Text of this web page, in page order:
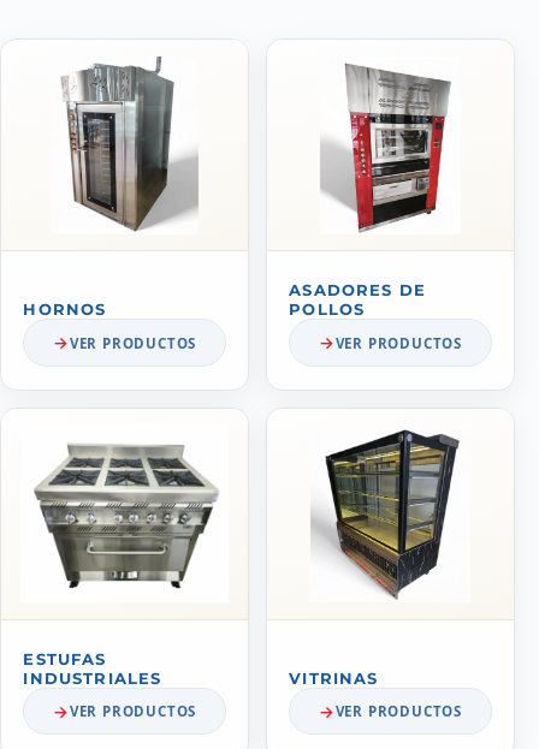
HORNOS
VER PRODUCTOS
ASADORES DE
POLLOS
VER PRODUCTOS
ESTUFAS
INDUSTRIALES
VER PRODUCTOS
VITRINAS
VER PRODUCTOS